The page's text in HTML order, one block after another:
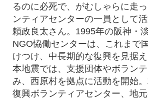
るのに必死で、がむしゃらに走
ンティアセンターの一員として
頼政良太さん。 1995年の阪神・
NGO恊働センターは、 これまで
けつけ、中長期的な復興を見据
本地震では、支援団体やボラン
み、 西原村を拠点に活動を開始
復興ボランティアセンター、地